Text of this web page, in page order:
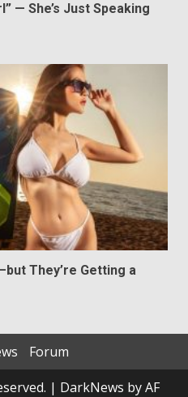
— She’s Just Speaking
They’re Getting a
Forum
| DarkNews by AF